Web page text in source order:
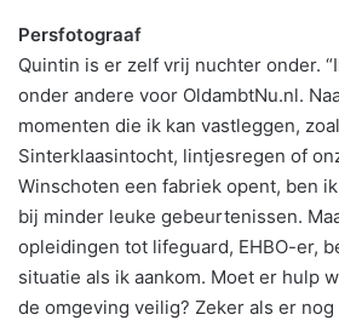
Persfotograaf
Quintin is er zelf vrij nuchter onder.
onder andere voor OldambtNu.nl.
momenten die ik kan vastleggen,
Sinterklaasintocht, lintjesregen of
Winschoten een fabriek opent, ben
bij minder leuke gebeurtenissen.
opleidingen tot lifeguard, EHBO-er,
situatie als ik aankom. Moet er hulp
de omgeving veilig? Zeker als er